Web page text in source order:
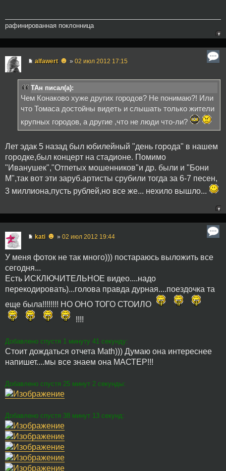
рафинированная поклонница
alfawert ☻ » 02 июл 2012 17:15
ТАн писал(а):
Чем Конаково хуже других городов? Не понимаю?! Или
что Томаса достойны видеть и слышать только жители
крупных городов, а другие ,что не люди что-ли?
Лет эдак 5 назад был юбилейный "день города" в нашем
городке,был концерт на стадионе. Помимо
"Иванушек","Отпетых мошенников"и др. были и "Бони
М",так вот эти заруб.артисты срубили тогда за 6-7 песен,
3 миллиона,пусть рублей,но все же... нехило вышло...
kati ☻ » 02 июл 2012 19:44
У меня фоток не так много))) постараюсь выложить все
сегодня...
Есть ИСКЛЮЧИТЕЛЬНОЕ видео....надо
перекодировать)...голова правда дурная....поездочка та
еще была!!!!!!!! НО ОНО ТОГО СТОИЛО
!!!!
Добавлено спустя 1 минуту 41 секунду:
Стоит дождаться отчета Math))) Думаю она интереснее
напишет....мы все знаем она МАСТЕР!!!
Добавлено спустя 25 минут 2 секунды:
Добавлено спустя 38 минут 13 секунд: